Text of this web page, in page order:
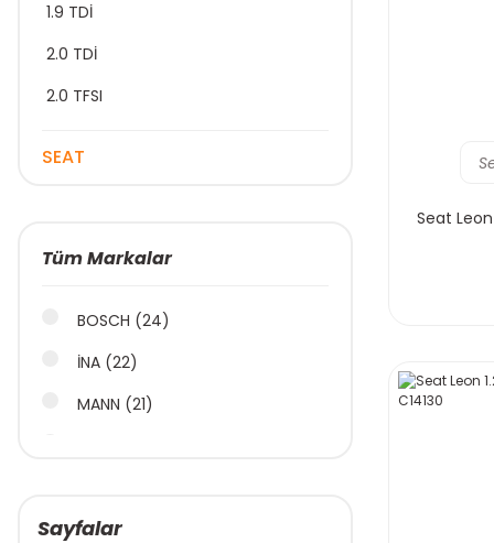
1.9 TDİ
2.0 TDİ
2.0 TFSI
SEAT
Tüm Markalar
BOSCH (24)
İNA (22)
MANN (21)
CONTİNENTAL (7)
Sayfalar
Seat Leon